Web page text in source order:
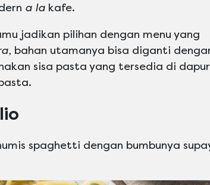
a la kafe.
jadikan pilihan dengan menu yang
, bahan utamanya bisa diganti
sisa pasta yang tersedia di
spaghetti dengan bumbunya